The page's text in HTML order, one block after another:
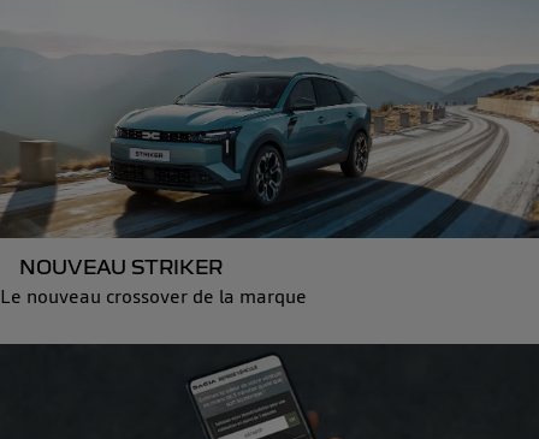
NOUVEAU STRIKER
Le nouveau crossover de la marque